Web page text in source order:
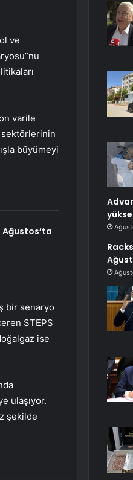
ve
varile
sektörlerinin
büyümeyi
Ağustos’ta
bir senaryo
STEPS
ise
ulaşıyor.
şekilde